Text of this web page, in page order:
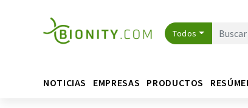
Todos
NOTICIAS EMPRESAS PRODUCTOS